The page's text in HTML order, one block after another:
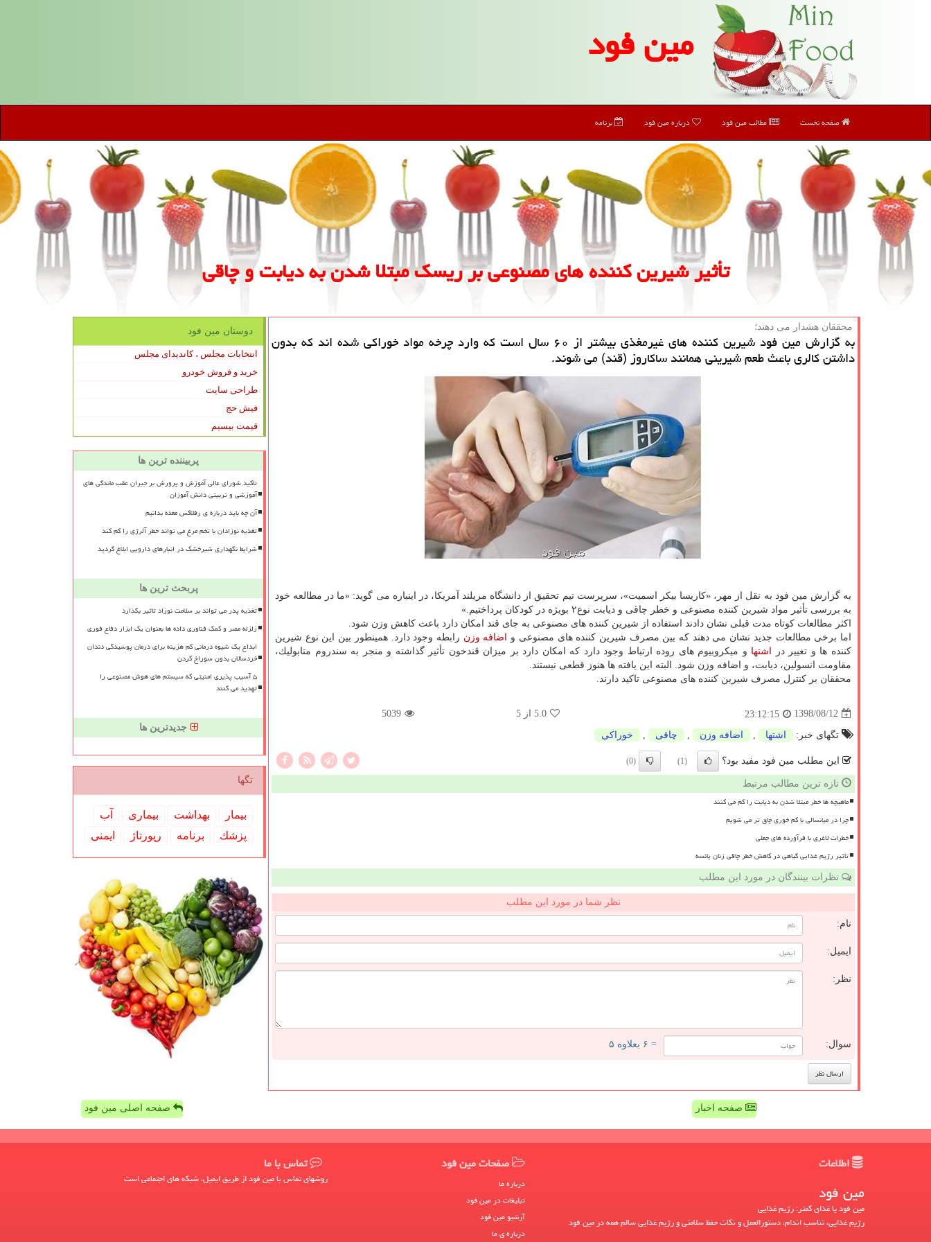
مین فود
صفحه نخست مطالب مین فود درباره مین فود برنامه
تأثیر شیرین كننده های مصنوعی بر ریسك مبتلا شدن به دیابت و چاقی
محققان هشدار می دهند؛
به گزارش مین فود شیرین كننده های غیرمغذی بیشتر از ۶۰ سال است كه وارد چرخه مواد خوراكی شده اند كه بدون
داشتن كالری باعث طعم شیرینی همانند ساكاروز (قند) می شوند.
به گزارش مین فود به نقل از مهر، «كاریسا بیكر اسمیت»، سرپرست تیم تحقیق از دانشگاه مریلند آمریكا، در اینباره می گوید: «ما در مطالعه خود
به بررسی تأثیر مواد شیرین كننده مصنوعی و خطر چاقی و دیابت نوع۲ بویژه در كودكان پرداختیم.»
اكثر مطالعات كوتاه مدت قبلی نشان دادند استفاده از شیرین كننده های مصنوعی به جای قند امكان دارد باعث كاهش وزن شود.
اما برخی مطالعات جدید نشان می دهند كه بین مصرف شیرین كننده های مصنوعی و
اضافه وزن رابطه وجود دارد. همینطور بین این نوع شیرین
كننده ها و تغییر در
اشتها و میكروبیوم های روده ارتباط وجود دارد كه امكان دارد بر میزان قندخون تأثیر گذاشته و منجر به سندروم متابولیك،
مقاومت انسولین، دیابت، و اضافه وزن شود. البته این یافته ها هنوز قطعی نیستند.
محققان بر كنترل مصرف شیرین كننده های مصنوعی تاكید دارند.
1398/08/12
23:12:15
5.0 از 5 5039
تگهای خبر: اشتها اضافه وزن چاقی خوراكی
این مطلب مین فود مفید بود؟ (1)
(0)
تازه ترین مطالب مرتبط
ماهیچه ها خطر مبتلا شدن به دیابت را کم می کنند
چرا در میانسالی با کم خوری چاق تر می شویم
خطرات لاغری با فرآورده های جعلی
تأثیر رژیم غذایی گیاهی در کاهش خطر چاقی زنان یائسه
نظرات بینندگان در مورد این مطلب
نظر شما در مورد این مطلب
نام:
ایمیل:
نظر:
سوال: = ۶ بعلاوه ۵
دوستان مین فود
انتخابات مجلس ، کاندیدای مجلس
خرید و فروش خودرو
طراحی سایت
فیش حج
قیمت بیسیم
پربیننده ترین ها
تأکید شورای عالی آموزش و پرورش بر جبران عقب ماندگی های
آموزشی و تربیتی دانش آموزان
آن چه باید درباره ی رفلاکس معده بدانیم
تغذیه نوزادان با تخم مرغ می تواند خطر آلرژی را کم کند
شرایط نگهداری شیرخشک در انبارهای دارویی ابلاغ گردید
پربحث ترین ها
تغذیه پدر می تواند بر سلامت نوزاد تاثیر بگذارد
زلزله مصر و کمک فناوری داده ها بعنوان یک ابزار دفاع فوری
ابداع یک شیوه درمانی کم هزینه برای درمان پوسیدگی دندان
خردسالان بدون سوراخ کردن
۵ آسیب پذیری امنیتی که سیستم های هوش مصنوعی را
تهدید می کنند
جدیدترین ها
تگها
بیمار بهداشت بیماری
آب
پزشك
برنامه رپورتاژ ایمنی
صفحه اخبار صفحه اصلی مین فود
اطلاعات
مین فود
مین فود یا غذای کمتر: رژیم غذایی
رژیم غذایی، تناسب اندام، دستورالعمل و نکات حفظ سلامتی و رژیم غذایی سالم همه در مین فود
صفحات مین فود
درباره ما
تبلیغات در مین فود
آرشیو مین فود
درباره ی ما
تماس با ما
روشهای تماس با مین فود از طریق ایمیل، شبکه های اجتماعی است